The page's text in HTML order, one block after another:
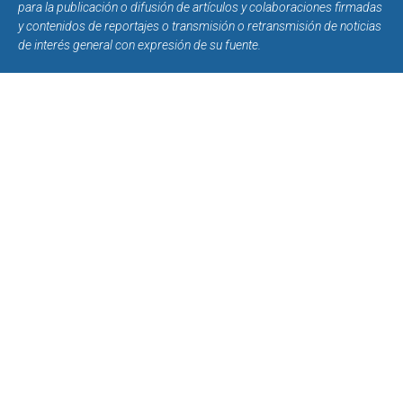
para la publicación o difusión de artículos y colaboraciones firmadas
y contenidos de reportajes o transmisión o retransmisión de noticias
de interés general con expresión de su fuente.